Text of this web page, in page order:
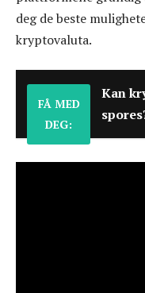
deg de beste
kryptovaluta.
FÅ MED
DEG:
Kan